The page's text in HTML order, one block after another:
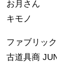
お月さん
キモノ
ファブリック
古道具商